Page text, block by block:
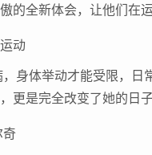
的全新体会，让他们在
动
体举动才能受限，日
更是完全改变了她的日